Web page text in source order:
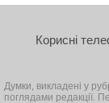
Корисні
Думки, викладені у
поглядами редакції.